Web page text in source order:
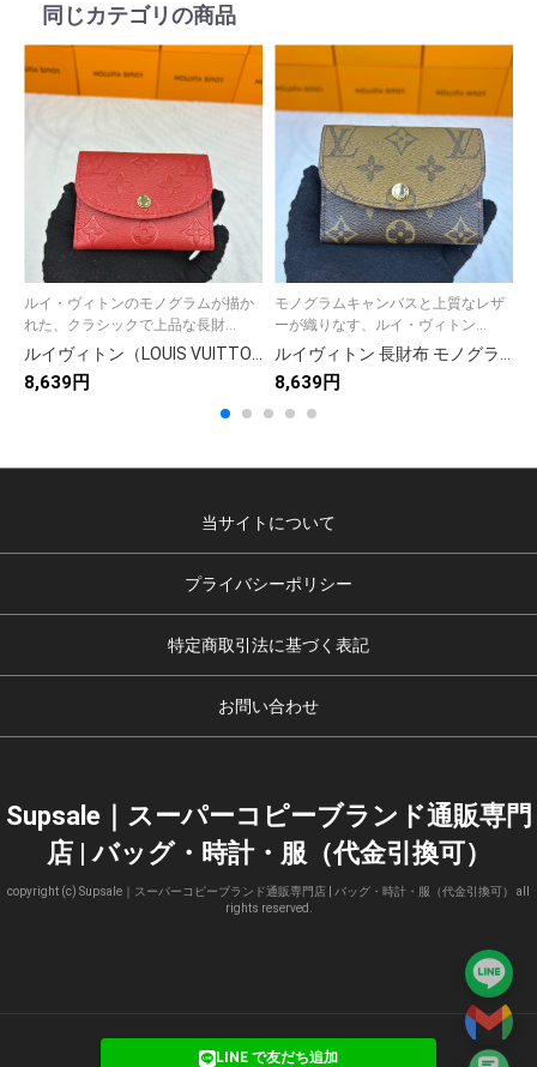
同じカテゴリの商品
ルイ・ヴィトンのモノグラムが描か
れた、クラシックで上品な長財...
ルイヴィトン（LOUIS VUITTON） 長財布 モノグラム コインホール付き クラシックなデザイン 上品で高級感のある逸品です
8,639円
モノグラムキャンバスと上質なレザ
ーが織りなす、ルイ・ヴィトン...
ルイヴィトン 長財布 モノグラム コインケース付き クラシックなデザイン 上質なレザー 高級感あふれる美品
8,639円
当サイトについて
プライバシーポリシー
特定商取引法に基づく表記
お問い合わせ
Supsale｜スーパーコピーブランド通販専門
店 | バッグ・時計・服（代金引換可）
copyright (c) Supsale｜スーパーコピーブランド通販専門店 | バッグ・時計・服（代金引換可） all
rights reserved.
LINE で友だち追加